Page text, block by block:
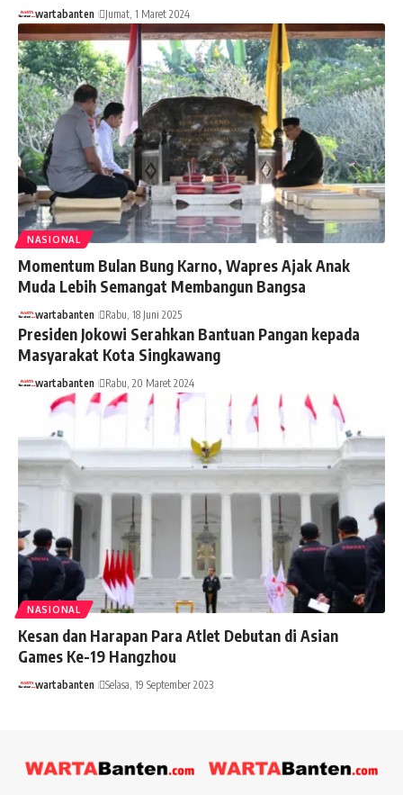
wartabanten Jumat, 1 Maret 2024
NASIONAL
Momentum Bulan Bung Karno, Wapres Ajak Anak
Muda Lebih Semangat Membangun Bangsa
wartabanten Rabu, 18 Juni 2025
Presiden Jokowi Serahkan Bantuan Pangan kepada
Masyarakat Kota Singkawang
wartabanten Rabu, 20 Maret 2024
NASIONAL
Kesan dan Harapan Para Atlet Debutan di Asian
Games Ke-19 Hangzhou
wartabanten Selasa, 19 September 2023